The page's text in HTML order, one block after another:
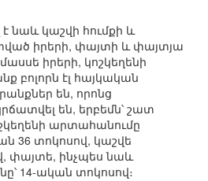
նաև կաշվի հումքի և
իրերի, փայտի և փայտյա
իրերի, կոշկեղենի
բոլորն էլ հայկական
են, որոնց
են, երբեմն՝ շատ
արտահանումը
36 տոկոսով, կաշվե
փայտե, ինչպես նաև
14-ական տոկոսով։